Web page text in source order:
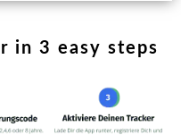
in 3 easy steps